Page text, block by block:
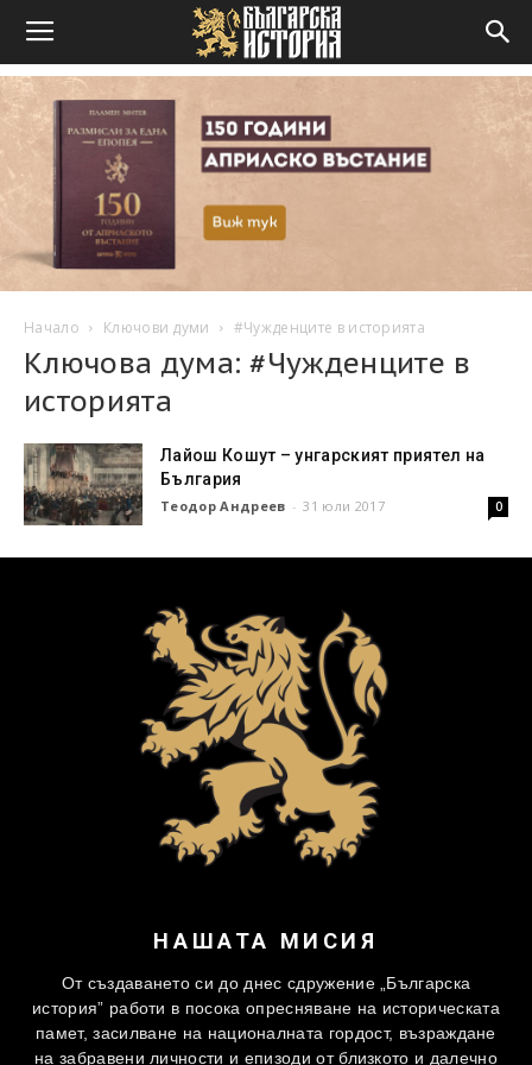
Начало Ключови думи #Чужденците в историята
Ключова дума: #Чужденците в
историята
Лайош Кошут – унгарският приятел на
България
Теодор Андреев - 31 юли 2017 0
НАШАТА МИСИЯ
От създаването си до днес сдружение „Българска
история” работи в посока опресняване на историческата
памет, засилване на националната гордост, възраждане
на забравени личности и епизоди от близкото и далечно